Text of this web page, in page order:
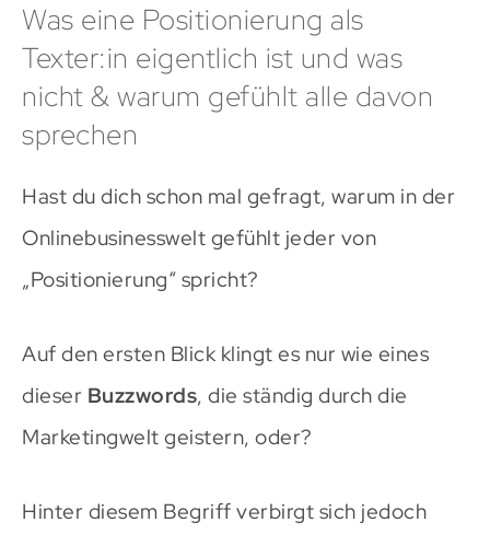
Was eine Positionierung als
Texter:in eigentlich ist und was
nicht & warum gefühlt alle davon
sprechen
Hast du dich schon mal gefragt, warum in der
Onlinebusinesswelt gefühlt jeder von
„Positionierung“ spricht?
Auf den ersten Blick klingt es nur wie eines
dieser Buzzwords, die ständig durch die
Marketingwelt geistern, oder?
Hinter diesem Begriff verbirgt sich jedoch